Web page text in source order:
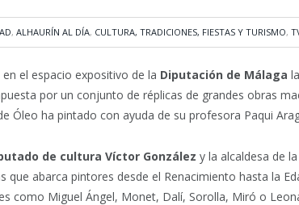
, ALHAURÍN AL DÍA, CULTURA, TRADICIONES, FIESTAS Y TURISMO,
el espacio expositivo de la Diputación de Málaga la
por un conjunto de réplicas de grandes obras
Óleo ha pintado con ayuda de su profesora Paqui
de cultura Víctor González y la alcaldesa de
que abarca pintores desde el Renacimiento hasta la
como Miguel Ángel, Monet, Dalí, Sorolla, Miró o